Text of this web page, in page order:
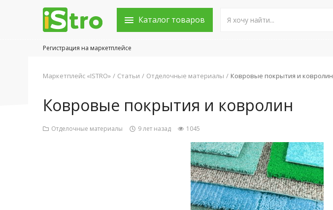
Каталог товаров
Регистрация на маркетплейсе
Маркетплейс «ISTRO» Статьи Отделочные материалы Ковровые покрытия и ковролин
Ковровые покрытия и ковролин
Отделочные материалы 9 лет назад 1045